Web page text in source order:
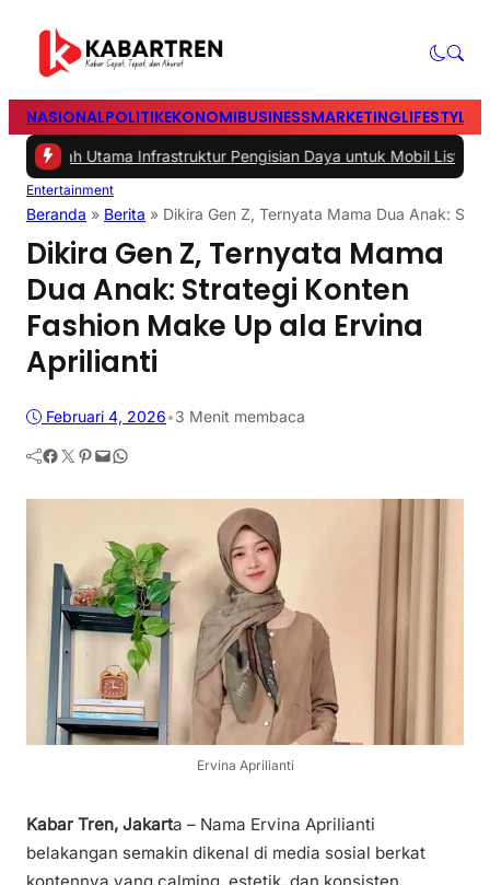
NASIONALPOLITIKEKONOMIBUSINESSMARKETINGLIFESTYLE
Utama Infrastruktur Pengisian Daya untuk Mobil Listrik yang
Entertainment
Beranda » Berita » Dikira Gen Z, Ternyata Mama Dua Anak:
Dikira Gen Z, Ternyata Mama
Dua Anak: Strategi Konten
Fashion Make Up ala Ervina
Aprilianti
Februari 4, 2026•3 Menit membaca
Facebook Twitter Pinterest Mail WhatsApp
Ervina Aprilianti
Kabar Tren, Jakarta – Nama Ervina Aprilianti
belakangan semakin dikenal di media sosial berkat
kontennya yang calming, estetik, dan konsisten.